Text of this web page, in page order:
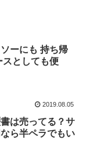
ーにも 持ち帰
スとしても便
2019.08.05
は売ってる？サ
ら半ペラでもい